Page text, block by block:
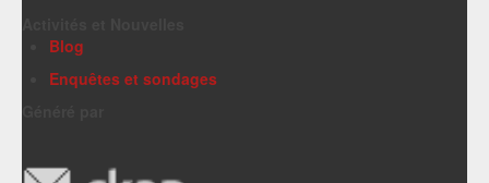
Blog
Enquêtes et sondages